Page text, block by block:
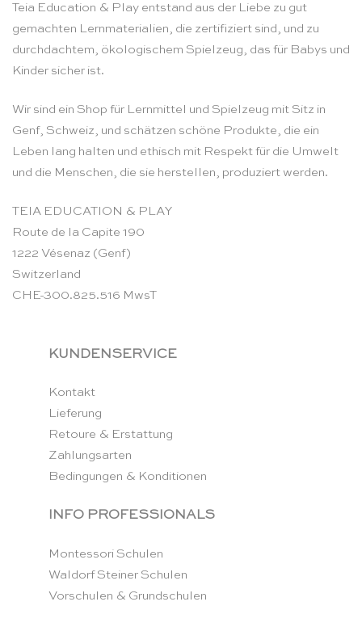
Teia Education & Play entstand aus der Liebe zu gut
gemachten Lernmaterialien, die zertifiziert sind, und zu
durchdachtem, ökologischem Spielzeug, das für Babys und
Kinder sicher ist.
Wir sind ein Shop für Lernmittel und Spielzeug mit Sitz in
Genf, Schweiz, und schätzen schöne Produkte, die ein
Leben lang halten und ethisch mit Respekt für die Umwelt
und die Menschen, die sie herstellen, produziert werden.
TEIA EDUCATION & PLAY
Route de la Capite 190
1222 Vésenaz (Genf)
Switzerland
CHE-300.825.516 MwsT
KUNDENSERVICE
Kontakt
Lieferung
Retoure & Erstattung
Zahlungsarten
Bedingungen & Konditionen
INFO PROFESSIONALS
Montessori Schulen
Waldorf Steiner Schulen
Vorschulen & Grundschulen